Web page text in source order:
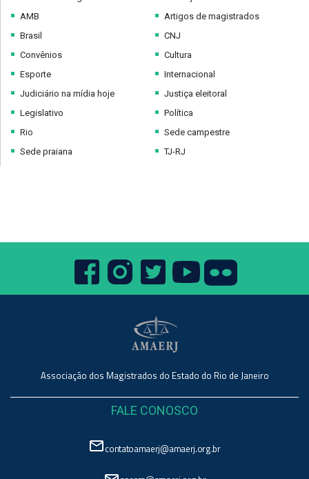
AMB
Brasil
Convênios
Esporte
Judiciário na mídia hoje
Legislativo
Rio
Sede praiana
Artigos de magistrados
CNJ
Cultura
Internacional
Justiça eleitoral
Política
Sede campestre
TJ-RJ
Associação dos Magistrados do Estado do Rio de Janeiro
FALE CONOSCO
mail_outlinecontatoamaerj@amaerj.org.br